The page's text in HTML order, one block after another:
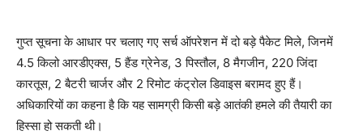
गुप्त सूचना के आधार पर चलाए गए सर्च ऑपरेशन में दो बड़े पैकेट मिले, जिनमें
4.5 किलो आरडीएक्स, 5 हैंड ग्रेनेड, 3 पिस्तौल, 8 मैगजीन, 220 जिंदा
कारतूस, 2 बैटरी चार्जर और 2 रिमोट कंट्रोल डिवाइस बरामद हुए हैं।
अधिकारियों का कहना है कि यह सामग्री किसी बड़े आतंकी हमले की तैयारी का
हिस्सा हो सकती थी।